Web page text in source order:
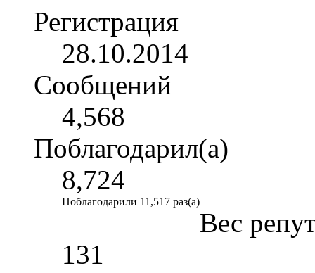
Регистрация
28.10.2014
Сообщений
4,568
Поблагодарил(а)
8,724
Поблагодарили 11,517 раз(а)
Вес
131